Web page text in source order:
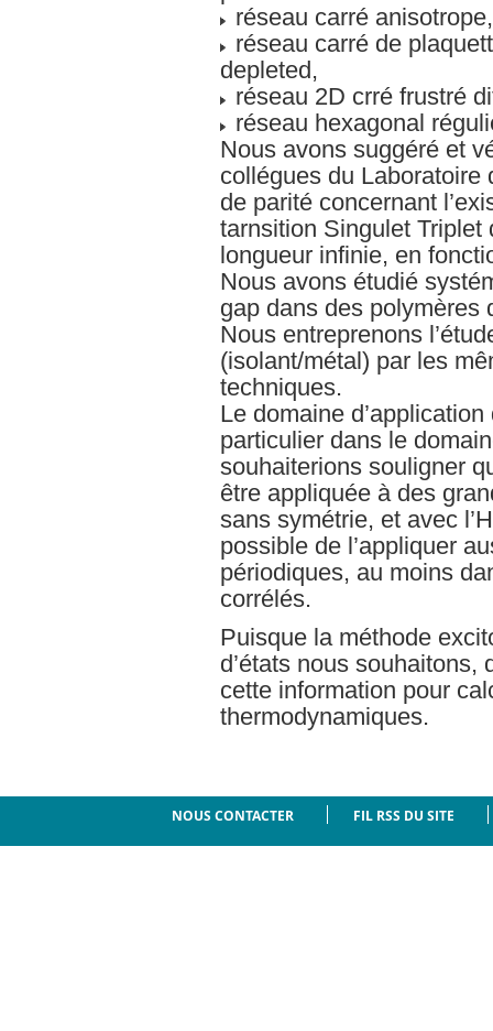
réseau carré anisotrope,
réseau carré de
depleted,
réseau 2D crré frustré
réseau hexagonal
Nous avons suggéré et
collégues du Laboratoire
de parité concernant
tarnsition Singulet Triplet
longueur infinie, en
Nous avons étudié
gap dans des polymères
Nous entreprenons
(isolant/métal) par les
techniques.
Le domaine
particulier dans le
souhaiterions souligner
être appliquée à des
sans symétrie, et avec
possible de l’appliquer
périodiques, au moins
corrélés.
Puisque la méthode
d’états nous
cette information pour
thermodynamiques.
NOUS CONTACTER FIL RSS DU SITE